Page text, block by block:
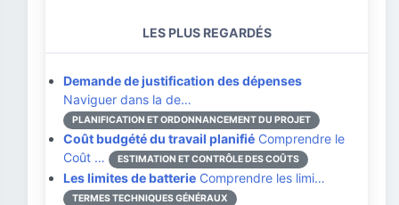
LES PLUS REGARDÉS
Demande de justification des dépenses
Naviguer dans la de…
PLANIFICATION ET ORDONNANCEMENT DU PROJET
Coût budgété du travail planifié Comprendre le
Coût …
ESTIMATION ET CONTRÔLE DES COÛTS
Les limites de batterie Comprendre les limi…
TERMES TECHNIQUES GÉNÉRAUX